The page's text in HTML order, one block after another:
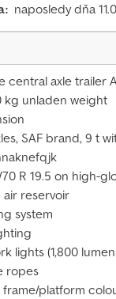
naposledy dňa
central axle trailer
kg unladen weight
SAF brand, 9 t
R 19.5 on high-
air reservoir
system
lights (1,800
ropes
frame/platform